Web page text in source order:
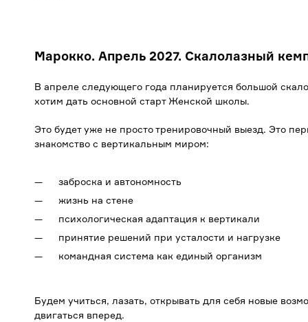
Марокко. Апрель 2027. Скалолазный
В апреле следующего года планируется большой
хотим дать основной старт Женской школы.
Это будет уже не просто тренировочный выезд. Это
знакомство с вертикальным миром:
заброска и автономность
жизнь на стене
психологическая адаптация к вертикали
принятие решений при усталости и нагрузке
командная система как единый организм
Будем учиться, лазать, открывать для себя новые
двигаться вперед.